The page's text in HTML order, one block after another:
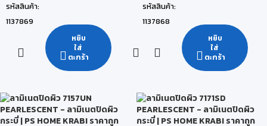
รหัสสินค้า:
1137869
FORMICA
ขนาดสินค้า:
122 x 244 x 0.08 CM
หยิบ
ใส่
ตะกร้า
รหัสสินค้า:
1137868
FORMICA
ขนาดสินค้า:
122 x 244 x 0.08 CM
หยิบ
ใส่
ตะกร้า